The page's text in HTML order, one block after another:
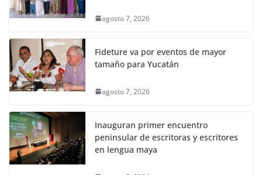
agosto 7, 2026
Fideture va por eventos de mayor
tamaño para Yucatán
agosto 7, 2026
Inauguran primer encuentro
peninsular de escritoras y escritores
en lengua maya